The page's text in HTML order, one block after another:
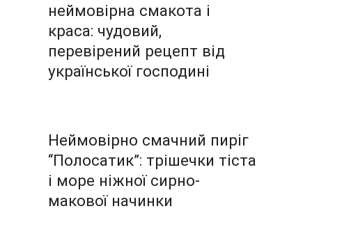
неймовірна смакота і
краса: чудовий,
перевірений рецепт від
української господині
Неймовірно смачний пиріг
“Полосатик”: трішечки тіста
і море ніжної сирно-
макової начинки